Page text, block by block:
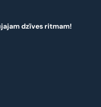
dzīves ritmam!